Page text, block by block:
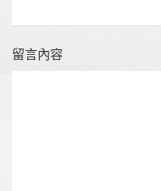
留言內容